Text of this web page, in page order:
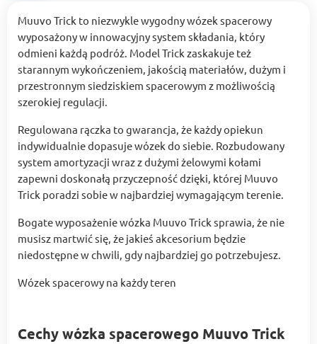
Muuvo Trick to niezwykle wygodny wózek spacerowy
wyposażony w innowacyjny system składania, który
odmieni każdą podróż. Model Trick zaskakuje też
starannym wykończeniem, jakością materiałów, dużym i
przestronnym siedziskiem spacerowym z możliwością
szerokiej regulacji.
Regulowana rączka to gwarancja, że każdy opiekun
indywidualnie dopasuje wózek do siebie. Rozbudowany
system amortyzacji wraz z dużymi żelowymi kołami
zapewni doskonałą przyczepność dzięki, której Muuvo
Trick poradzi sobie w najbardziej wymagającym terenie.
Bogate wyposażenie wózka Muuvo Trick sprawia, że nie
musisz martwić się, że jakieś akcesorium będzie
niedostępne w chwili, gdy najbardziej go potrzebujesz.
Wózek spacerowy na każdy teren
Cechy wózka spacerowego Muuvo Trick